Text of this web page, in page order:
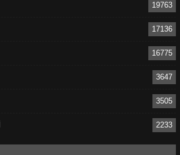
19763
17136
16775
3647
3505
2233